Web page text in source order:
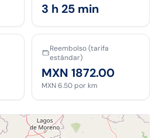
3 h 25 min
Reembolso (tarifa
estándar)
MXN 1872.00
MXN 6.50 por km